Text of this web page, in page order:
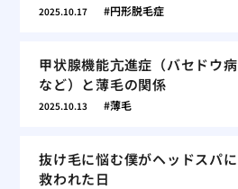
2025.10.17 円形脱毛症
甲状腺機能亢進症（バセドウ病
など）と薄毛の関係
2025.10.13 薄毛
抜け毛に悩む僕がヘッドスパに
救われた日